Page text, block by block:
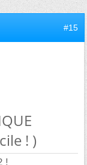
#15
! )
!